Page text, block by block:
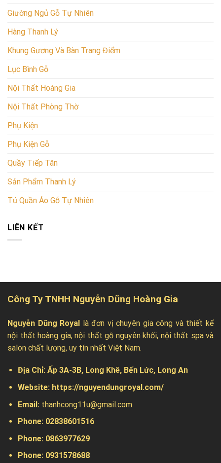
Giường Ngủ Gỗ Tự Nhiên
Hàng Thanh Lý
Khung Gương Và Bàn Trang Điểm
Lục Bình Gỗ
Nội Thất Hoàng Gia
Nội Thất Phòng Thờ
Phụ Kiện
Phụ Kiện Gỗ
Quầy Tiếp Tân
Sản Phẩm Thanh Lý
Tủ Quần Áo Gỗ Tự Nhiên
LIÊN KẾT
Công Ty TNHH Nguyễn Dũng Hoàng Gia
Nguyễn Dũng Royal là đơn vị chuyên gia công và thiết kế
nội thất hoàng gia, nội thất gỗ nguyên khối, nội thất spa và
salon chất lượng, uy tín nhất Việt Nam.
Địa Chỉ: Ấp 3A-3B, Long Khê, Bến Lức, Long An
Website: https://nguyendungroyal.com/
Email: thanhcong11u@gmail.com
Phone: 02838601516
Phone: 0863977629
Phone: 0931578688